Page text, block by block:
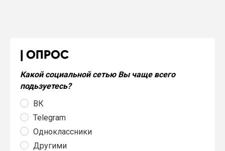
ОПРОС
Какой социальной сетью Вы чаще всего
подьзуетесь?
ВК
Telegram
Одноклассники
Другими